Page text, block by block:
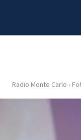
HOME
Radio Monte Carlo ›